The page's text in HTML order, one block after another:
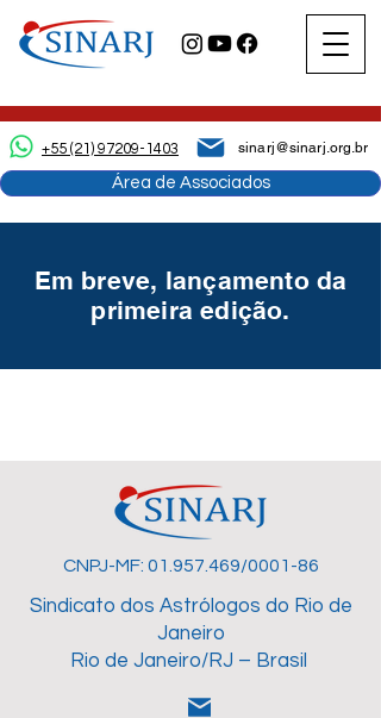
sinarj@sinarj.org.br
Área de Associados
+55 (21) 97209-1403
Em breve, lançamento da
primeira edição.
CNPJ-MF: 01.957.469/0001-86
Sindicato dos Astrólogos do Rio de
Janeiro
Rio de Janeiro/RJ – Brasil